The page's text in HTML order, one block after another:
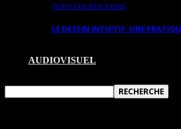
TEXTES DE RÉFLEXION
LE DESSIN INTUITIF. UNE
AUDIOVISUEL